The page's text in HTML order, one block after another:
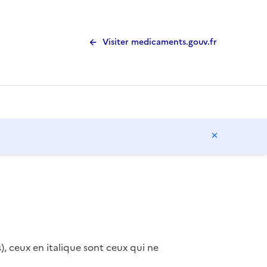
Visiter medicaments.gouv.fr
ceux en italique sont ceux qui ne